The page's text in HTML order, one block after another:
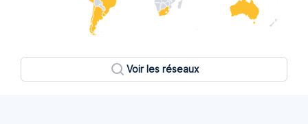
Voir les réseaux